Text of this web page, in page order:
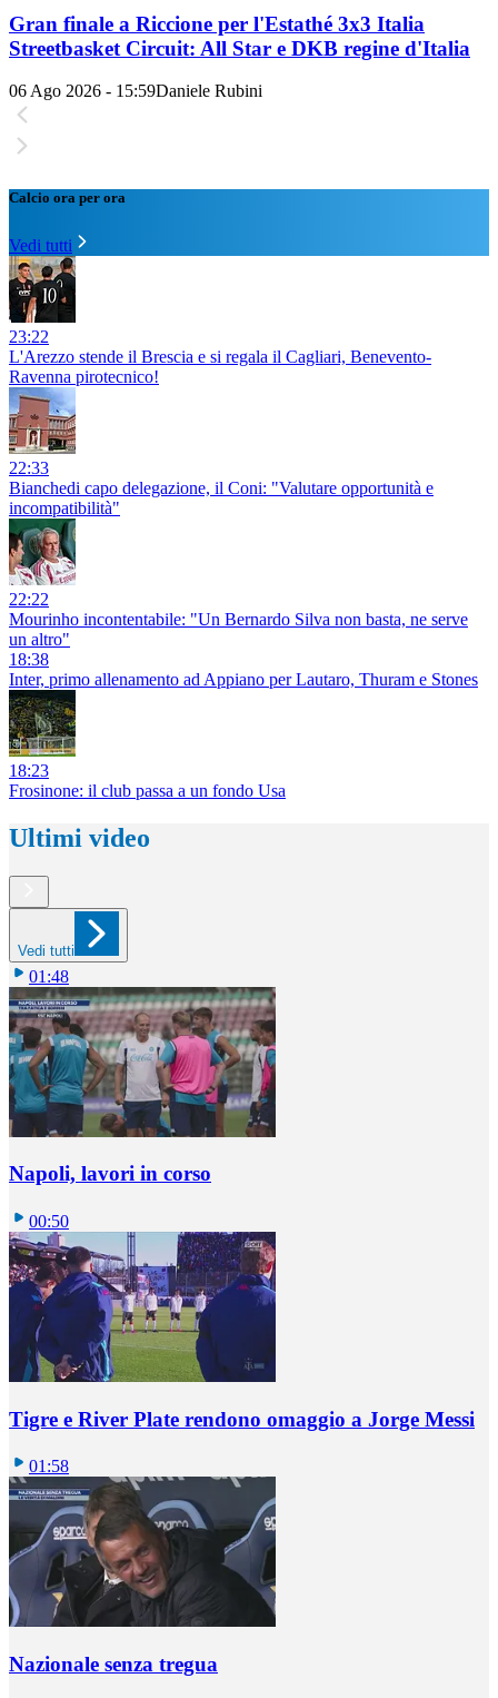
Gran finale a Riccione per l'Estathé 3x3 Italia
Streetbasket Circuit: All Star e DKB regine d'Italia
06 Ago 2026 - 15:59Daniele Rubini
Calcio ora per ora
Vedi tutti
23:22
L'Arezzo stende il Brescia e si regala il Cagliari, Benevento-
Ravenna pirotecnico!
22:33
Bianchedi capo delegazione, il Coni: "Valutare opportunità e
incompatibilità"
22:22
Mourinho incontentabile: "Un Bernardo Silva non basta, ne serve
un altro"
18:38
Inter, primo allenamento ad Appiano per Lautaro, Thuram e Stones
18:23
Frosinone: il club passa a un fondo Usa
Ultimi video
Vedi tutti
01:48
Napoli, lavori in corso
00:50
Tigre e River Plate rendono omaggio a Jorge Messi
01:58
Nazionale senza tregua